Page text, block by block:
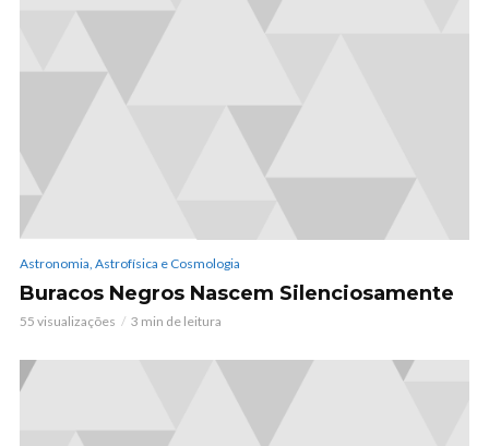
Astronomia, Astrofísica e Cosmologia
Buracos Negros Nascem Silenciosamente
55 visualizações 3 min de leitura